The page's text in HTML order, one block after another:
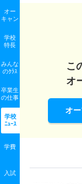
オー
キャン
学校
特長
みんな
のｸﾗｽ
卒業生
の仕事
学校
ﾆｭｰｽ
学費
入試
こ
オ
オ